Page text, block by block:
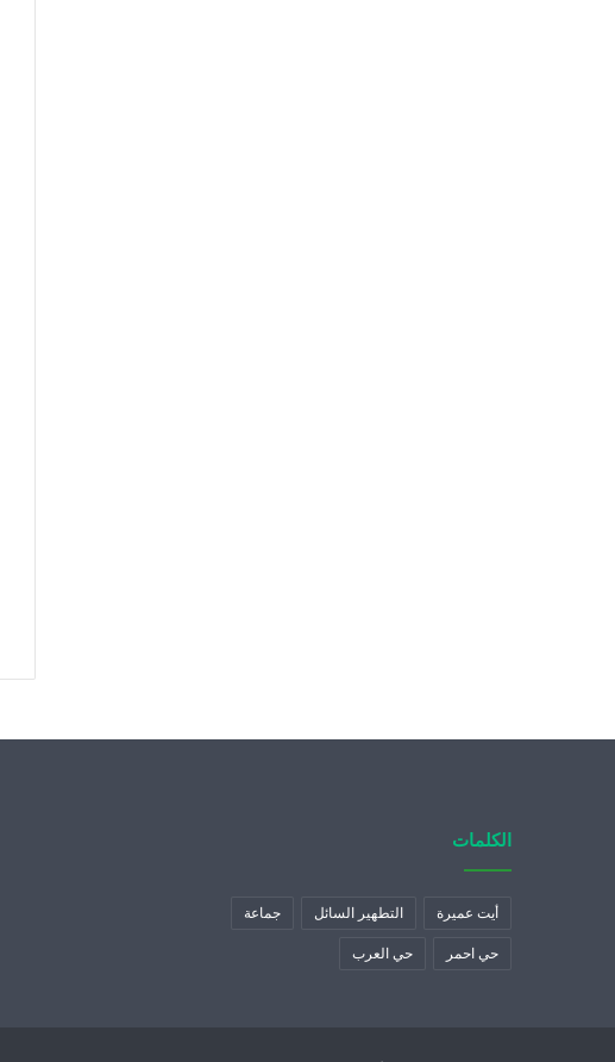
الكلمات
أيت عميرة التطهير السائل جماعة
حي احمر حي العرب